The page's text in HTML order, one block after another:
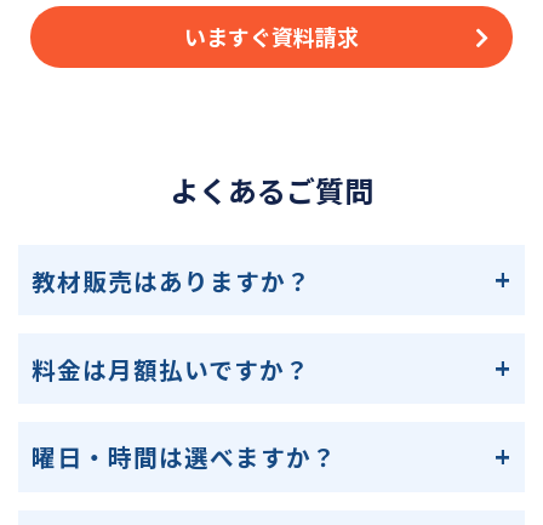
いますぐ資料請求
よくあるご質問
教材販売はありますか？
料金は月額払いですか？
曜日・時間は選べますか？